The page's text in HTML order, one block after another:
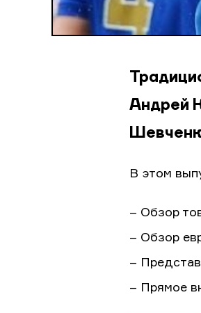
Андрей
В этом
– Обзор
– Обзор
–
– Прямое